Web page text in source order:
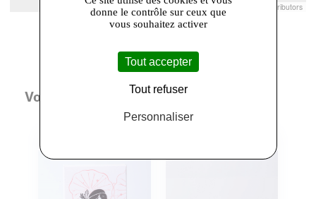
Leaflet |© Openstreetmap France | ©OpenStreetMap contributors
Vous aimerez aussi
donne le contrôle sur ceux que
vous souhaitez activer
Tout accepter
Tout refuser
Personnaliser